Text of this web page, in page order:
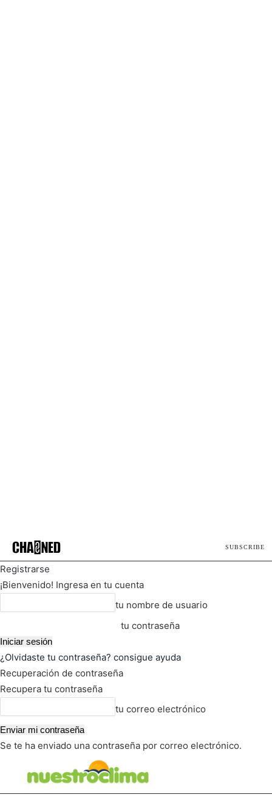
SUBSCRIBE
Registrarse
¡Bienvenido! Ingresa en tu cuenta
tu nombre de usuario
tu contraseña
¿Olvidaste tu contraseña? consigue ayuda
Recuperación de contraseña
Recupera tu contraseña
tu correo electrónico
Se te ha enviado una contraseña por correo electrónico.